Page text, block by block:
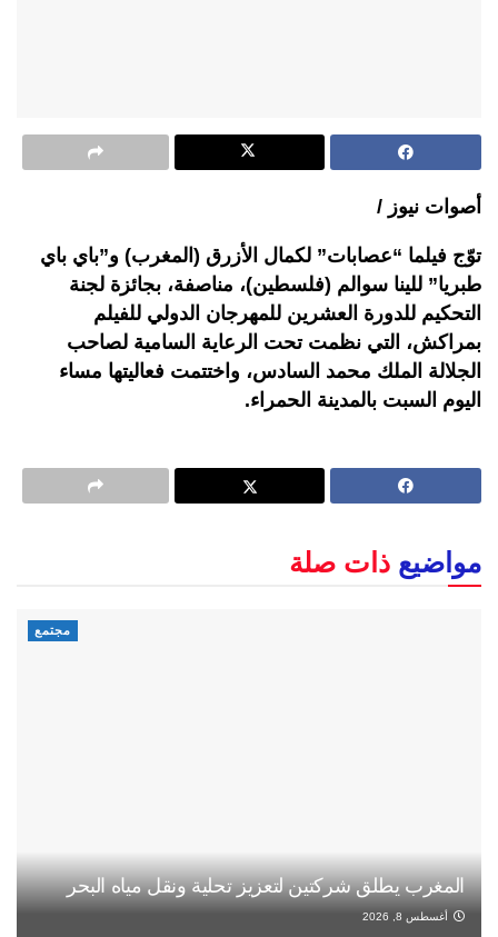
أصوات نيوز /
توّج فيلما “عصابات” لكمال الأزرق (المغرب) و”باي باي
طبريا” للينا سوالم (فلسطين)، مناصفة، بجائزة لجنة
التحكيم للدورة العشرين للمهرجان الدولي للفيلم
بمراكش، التي نظمت تحت الرعاية السامية لصاحب
الجلالة الملك محمد السادس، واختتمت فعاليتها مساء
اليوم السبت بالمدينة الحمراء.
مواضيع ذات صلة
مجتمع
المغرب يطلق شركتين لتعزيز تحلية ونقل مياه البحر
أغسطس 8, 2026